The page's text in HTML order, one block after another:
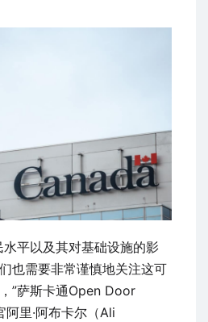
平以及其对基础设施的影
也需要非常谨慎地关注这可
”萨斯卡通Open Door
里·阿布卡尔（Ali